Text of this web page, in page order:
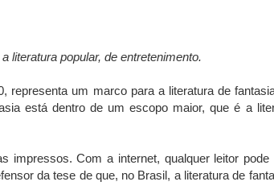
literatura popular, de entretenimento.
representa um marco para a literatura de
está dentro de um escopo maior, que é a
impressos. Com a internet, qualquer leitor
da tese de que, no Brasil, a literatura de